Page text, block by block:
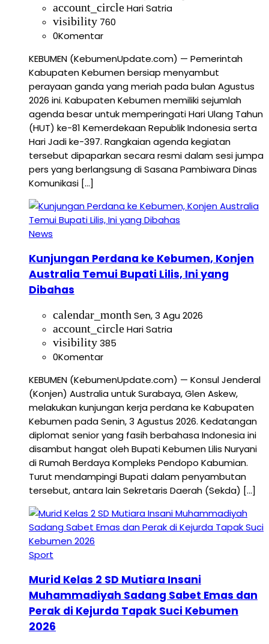
account_circleHari Satria
visibility 760
0Komentar
KEBUMEN (KebumenUpdate.com) — Pemerintah
Kabupaten Kebumen bersiap menyambut
perayaan ganda yang meriah pada bulan Agustus
2026 ini. Kabupaten Kebumen memiliki sejumlah
agenda besar untuk memperingati Hari Ulang Tahun
(HUT) ke-81 Kemerdekaan Republik Indonesia serta
Hari Jadi ke-397. Rangkaian agenda kegiatan
tersebut dipaparkan secara resmi dalam sesi jumpa
pers yang berlangsung di Sasana Pambiwara Dinas
Komunikasi […]
News
Kunjungan Perdana ke Kebumen, Konjen
Australia Temui Bupati Lilis, Ini yang
Dibahas
calendar_month Sen, 3 Agu 2026
account_circleHari Satria
visibility385
0Komentar
KEBUMEN (KebumenUpdate.com) — Konsul Jenderal
(Konjen) Australia untuk Surabaya, Glen Askew,
melakukan kunjungan kerja perdana ke Kabupaten
Kebumen pada Senin, 3 Agustus 2026. Kedatangan
diplomat senior yang fasih berbahasa Indonesia ini
disambut hangat oleh Bupati Kebumen Lilis Nuryani
di Rumah Berdaya Kompleks Pendopo Kabumian.
Turut mendampingi Bupati dalam penyambutan
tersebut, antara lain Sekretaris Daerah (Sekda) […]
Sport
Murid Kelas 2 SD Mutiara Insani
Muhammadiyah Sadang Sabet Emas dan
Perak di Kejurda Tapak Suci Kebumen
2026